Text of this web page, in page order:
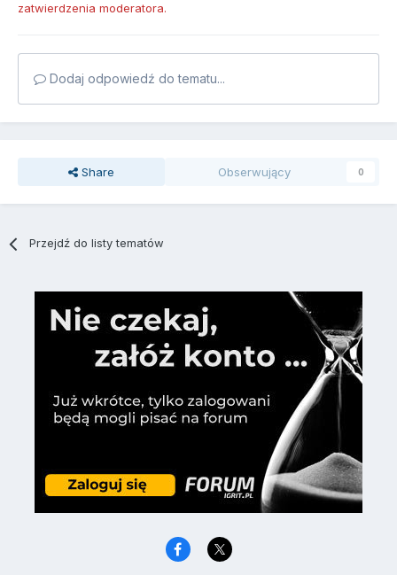
zatwierdzenia moderatora.
Dodaj odpowiedź do tematu...
Share Obserwujący 0
Przejdź do listy tematów